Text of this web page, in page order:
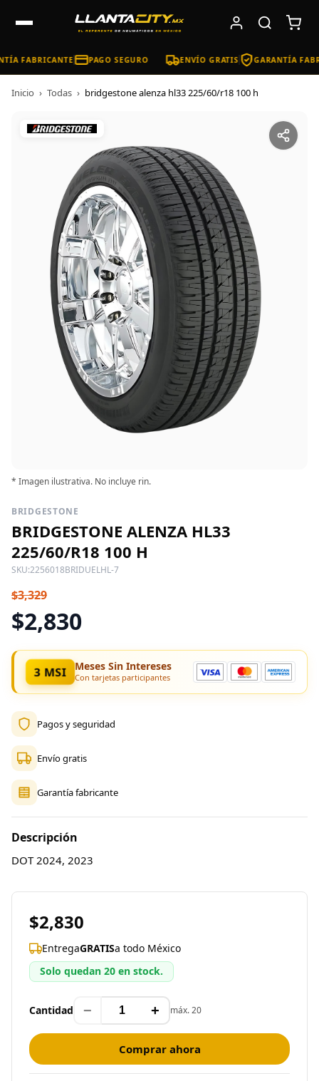
FABRICANTE PAGO SEGURO ENVÍO GRATIS GARANTÍA
Inicio › Todas › bridgestone alenza hl33 225/60/r18 100 h
* Imagen ilustrativa. No incluye rin.
BRIDGESTONE
BRIDGESTONE ALENZA HL33
225/60/R18 100 H
SKU:2256018BRIDUELHL-7
$3,329
$2,830
3 MSI Meses Sin Intereses
Con tarjetas participantes
Pagos y seguridad
Envío gratis
Garantía fabricante
Descripción
DOT 2024, 2023
$2,830
EntregaGRATISa todo México
Solo quedan 20 en stock.
Cantidad − + máx. 20
Comprar ahora